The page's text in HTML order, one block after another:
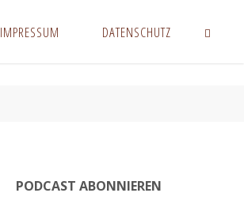
IMPRESSUM DATENSCHUTZ
PODCAST ABONNIEREN